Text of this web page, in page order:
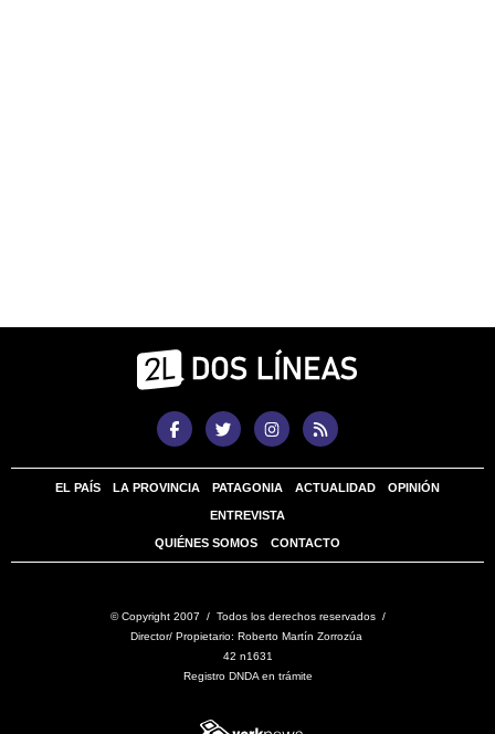
EL PAÍS LA PROVINCIA PATAGONIA ACTUALIDAD OPINIÓN
ENTREVISTA
QUIÉNES SOMOS CONTACTO
© Copyright 2007 / Todos los derechos reservados /
Director/ Propietario: Roberto Martín Zorrozúa
42 n1631
Registro DNDA en trámite